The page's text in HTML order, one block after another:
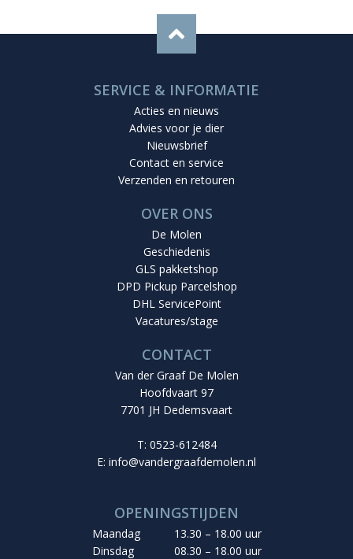
SERVICE & INFORMATIE
Acties en nieuws
Advies voor je dier
Nieuwsbrief
Contact en service
Verzenden en retouren
OVER ONS
De Molen
Geschiedenis
GLS pakketshop
DPD Pickup Parcelshop
DHL ServicePoint
Vacatures/stage
CONTACT
Van der Graaf De Molen
Hoofdvaart 97
7701 JH Dedemsvaart
T: 0523-612484
E: info@vandergraafdemolen.nl
OPENINGSTIJDEN
Maandag
13.30 – 18.00 uur
Dinsdag
08.30 – 18.00 uur